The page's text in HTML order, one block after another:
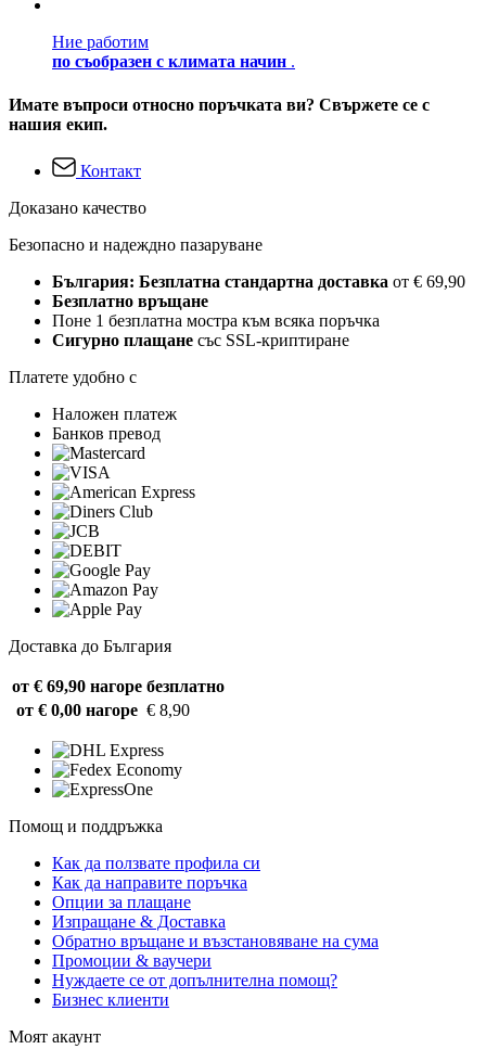
Ние работим
по съобразен с климата начин .
Имате въпроси относно поръчката ви? Свържете се с
нашия екип.
Контакт
Доказано качество
Безопасно и надеждно пазаруване
България: Безплатна стандартна доставка от € 69,90
Безплатно връщане
Поне 1 безплатна мостра към всяка поръчка
Сигурно плащане със SSL-криптиране
Платете удобно с
Наложен платеж
Банков превод
Доставка до България
от € 69,90 нагоре безплатно
от € 0,00 нагоре € 8,90
Помощ и поддръжка
Как да ползвате профила си
Как да направите поръчка
Опции за плащане
Изпращане & Доставка
Обратно връщане и възстановяване на сума
Промоции & ваучери
Нуждаете се от допълнителна помощ?
Бизнес клиенти
Моят акаунт